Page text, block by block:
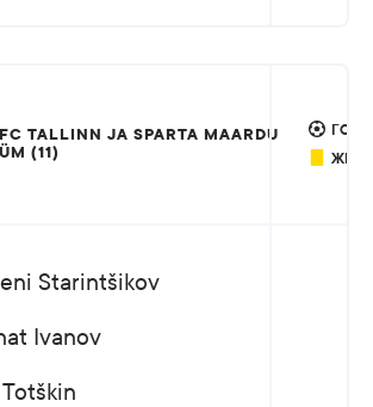
FC TALLINN JA SPARTA MAARDU
ÜM (11)
ГОЛ:
Starintšikov
Ivanov